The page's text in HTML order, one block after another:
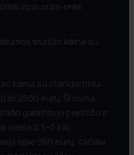
apie oras-oras
siurblio kaina su
kaina su standartiniu
iki 2500 eurų. Ši suma
gamintojo prestižo ir
siekia 2,5–5 kW.
apie 950 eurų, tačiau